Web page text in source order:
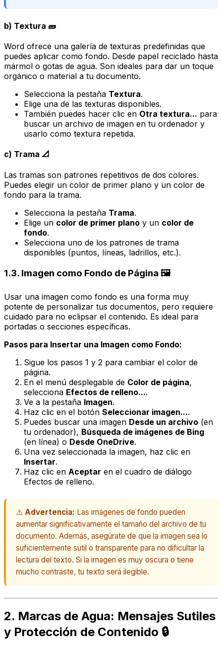
b) Textura 🧱
Word ofrece una galería de texturas predefinidas que
puedes aplicar como fondo. Desde papel reciclado hasta
mármol o gotas de agua. Son ideales para dar un toque
orgánico o material a tu documento.
Selecciona la pestaña Textura.
Elige una de las texturas disponibles.
También puedes hacer clic en Otra textura... para
buscar un archivo de imagen en tu ordenador y
usarlo como textura repetida.
c) Trama 📐
Las tramas son patrones repetitivos de dos colores.
Puedes elegir un color de primer plano y un color de
fondo para la trama.
Selecciona la pestaña Trama.
Elige un color de primer plano y un color de
fondo.
Selecciona uno de los patrones de trama
disponibles (puntos, líneas, ladrillos, etc.).
1.3. Imagen como Fondo de Página 🖼️
Usar una imagen como fondo es una forma muy
potente de personalizar tus documentos, pero requiere
cuidado para no eclipsar el contenido. Es ideal para
portadas o secciones específicas.
Pasos para Insertar una Imagen como Fondo:
Sigue los pasos 1 y 2 para cambiar el color de
página.
En el menú desplegable de Color de página,
selecciona Efectos de relleno....
Ve a la pestaña Imagen.
Haz clic en el botón Seleccionar imagen....
Puedes buscar una imagen Desde un archivo (en
tu ordenador), Búsqueda de imágenes de Bing
(en línea) o Desde OneDrive.
Una vez seleccionada la imagen, haz clic en
Insertar.
Haz clic en Aceptar en el cuadro de diálogo
Efectos de relleno.
⚠️ Advertencia: Las imágenes de fondo pueden
aumentar significativamente el tamaño del archivo de tu
documento. Además, asegúrate de que la imagen sea lo
suficientemente sutil o transparente para no dificultar la
lectura del texto. Si la imagen es muy oscura o tiene
mucho contraste, tu texto será ilegible.
2. Marcas de Agua: Mensajes Sutiles
y Protección de Contenido 🔒